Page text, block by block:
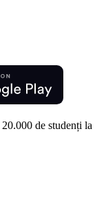
de studenți la